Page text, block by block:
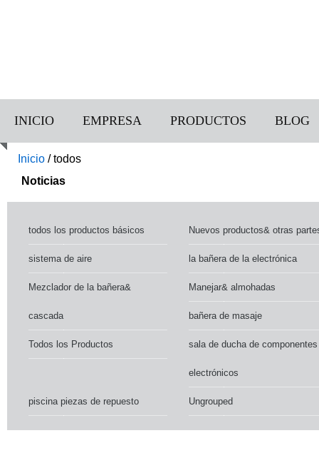
INICIO EMPRESA PRODUCTOS BLOG
Inicio /todos
Noticias
todos los productos básicos Nuevos productos& otras
sistema de aire la bañera de la electrónica
Mezclador de la bañera&
cascada
Manejar& almohadas
bañera de masaje
Todos los Productos sala de ducha de componentes
electrónicos
piscina piezas de repuesto Ungrouped